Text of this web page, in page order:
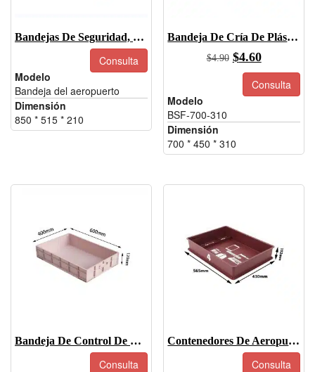
Bandejas De Seguridad, Venta De Bandejas De Seguridad Para Aeropuertos
Consulta
Modelo
Bandeja del aeropuerto
Dimensión
850 * 515 * 210
Bandeja De Cría De Plástico BSF Para Gusanos De La Harina
$4.90 El
precio
original
$4.90.
$4.60El
precio
actual
$4.60.
Consulta
Modelo
BSF-700-310
Dimensión
700 * 450 * 310
Bandeja De Control De Seguridad Del Aeropuerto
Consulta
Contenedores De Aeropuerto, Contenedores De Seguridad Del Aeropuerto
Consulta